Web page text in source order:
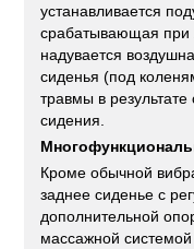
устанавливается
срабатывающая при
надувается
сиденья (под
травмы в
сидения.
Кроме обычной
заднее сиденье с
дополнительной
массажной